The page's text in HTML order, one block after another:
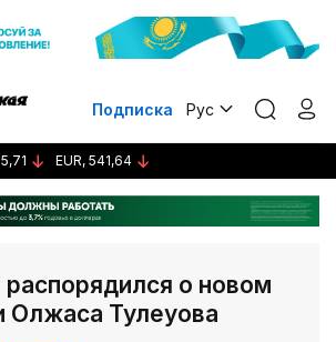
Подписка Рус
EUR, 541,64
о новом
Олжаса Тулеуова